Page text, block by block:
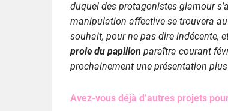
duquel des protagonistes glamour
manipulation affective se trouvera
souhait, pour ne pas dire indécente,
proie du papillon paraîtra courant
prochainement une présentation
Avez-vous déjà d’autres projets